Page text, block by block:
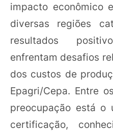
impacto econômico
diversas regiões
resultados
enfrentam desafios
dos custos de
Epagri/Cepa. Entre
preocupação está o
certificação,